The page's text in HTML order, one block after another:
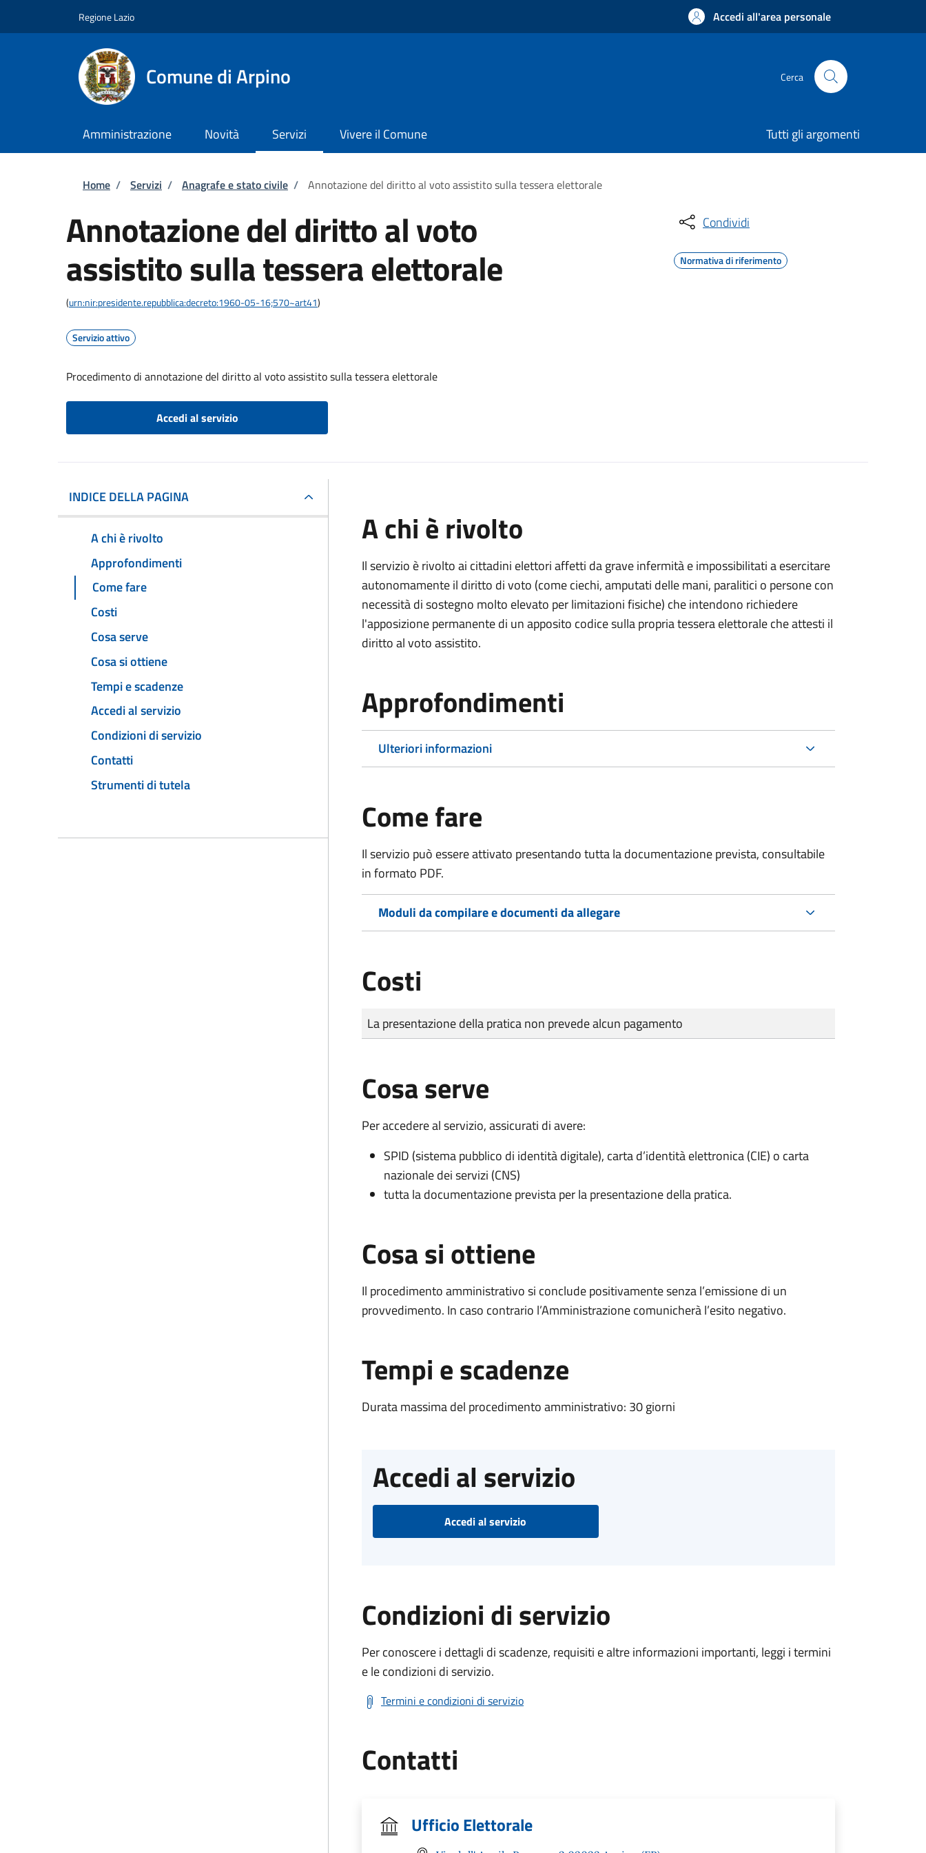
Regione Lazio Accedi all'area personale
Comune di Arpino Cerca
Amministrazione Novità Servizi Vivere il Comune Tutti gli argomenti
Briciole di pane
Home / Servizi / Anagrafe e stato civile / Annotazione del diritto al voto assistito sulla tessera elettorale
Annotazione del diritto al voto
assistito sulla tessera elettorale
(urn:nir:presidente.repubblica:decreto:1960-05-16;570~art41)
Servizio attivo
Procedimento di annotazione del diritto al voto assistito sulla tessera elettorale
Accedi al servizio
Condividi
Normativa di riferimento
INDICE DELLA PAGINA
A chi è rivolto
Approfondimenti
Come fare
Costi
Cosa serve
Cosa si ottiene
Tempi e scadenze
Accedi al servizio
Condizioni di servizio
Contatti
Strumenti di tutela
A chi è rivolto
Il servizio è rivolto ai cittadini elettori affetti da grave infermità e impossibilitati a esercitare
autonomamente il diritto di voto (come ciechi, amputati delle mani, paralitici o persone con
necessità di sostegno molto elevato per limitazioni fisiche) che intendono richiedere
l'apposizione permanente di un apposito codice sulla propria tessera elettorale che attesti il
diritto al voto assistito.
Approfondimenti
Ulteriori informazioni
Come fare
Il servizio può essere attivato presentando tutta la documentazione prevista, consultabile
in formato PDF.
Moduli da compilare e documenti da allegare
Costi
Tipo di pagamento
Importo
La presentazione della pratica non prevede alcun pagamento
Cosa serve
Per accedere al servizio, assicurati di avere:
SPID (sistema pubblico di identità digitale), carta d’identità elettronica (CIE) o carta
nazionale dei servizi (CNS)
tutta la documentazione prevista per la presentazione della pratica.
Cosa si ottiene
Il procedimento amministrativo si conclude positivamente senza l’emissione di un
provvedimento. In caso contrario l’Amministrazione comunicherà l’esito negativo.
Tempi e scadenze
Durata massima del procedimento amministrativo: 30 giorni
Accedi al servizio
Accedi al servizio
Condizioni di servizio
Per conoscere i dettagli di scadenze, requisiti e altre informazioni importanti, leggi i termini
e le condizioni di servizio.
Termini e condizioni di servizio
Contatti
Ufficio Elettorale